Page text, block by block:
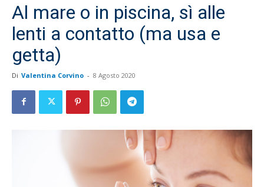
Al mare o in piscina, sì alle
lenti a contatto (ma usa e
getta)
Di Valentina Corvino - 8 Agosto 2020